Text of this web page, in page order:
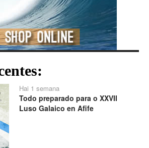
Hai 1 semana
Todo preparado para o XXVII
Luso Galaico en Afife